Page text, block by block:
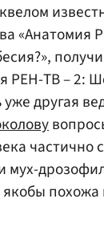
«Анатомия
РЕН-ТВ – 2:
другая
частично
мух-